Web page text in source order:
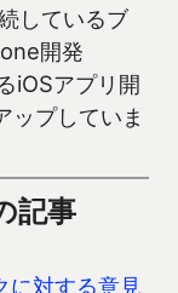
しているブ
開発
iOSアプリ開
ップしていま
記事
に対する意見